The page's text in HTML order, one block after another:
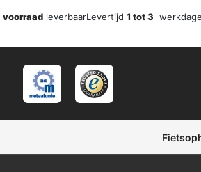
voorraad leverbaarLevertijd 1 tot 3